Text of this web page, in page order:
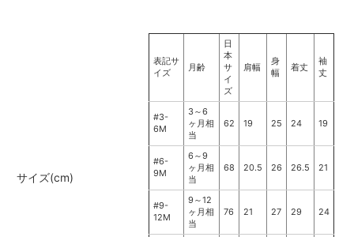
サイズ(cm)
表記サ
イズ
月齢
日
本
サ
イ
ズ
肩幅
身
幅
着丈
袖
丈
#3-
6M
3～6
ヶ月相
当
62 19 25 24 19
#6-
9M
6～9
ヶ月相
当
68 20.5 26 26.5 21
#9-
12M
9～12
ヶ月相
当
76 21 27 29 24